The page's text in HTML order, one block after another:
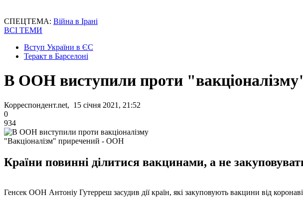
СПЕЦТЕМА: Війна в Ірані
ВСІ ТЕМИ
Вступ України в ЄС
Теракт в Барселоні
В ООН виступили проти
Корреспондент.net, 15 січня 2021, 21:52
0
934
"Вакціоналізм" приречений - ООН
Країни повинні ділитися вакцинами, а не
Генсек ООН Антоніу Гутерреш засудив дії країн, які закуповують вакцини від